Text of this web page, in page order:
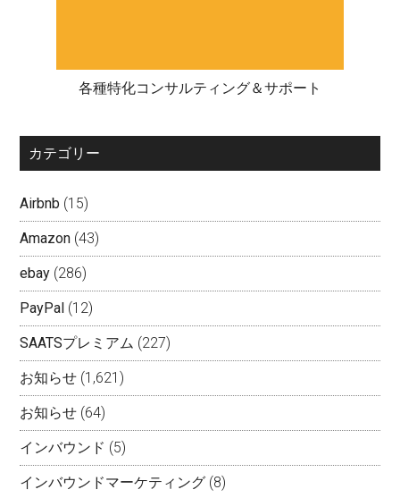
各種特化コンサルティング＆サポート
カテゴリー
Airbnb (15)
Amazon (43)
ebay (286)
PayPal (12)
SAATSプレミアム (227)
お知らせ (1,621)
お知らせ (64)
インバウンド (5)
インバウンドマーケティング (8)